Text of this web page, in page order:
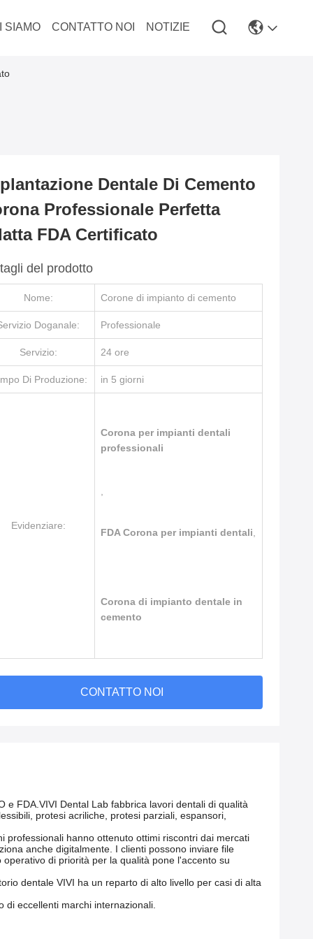
SIAMO CONTATTO NOI NOTIZIE
Dentale Di Cemento
Professionale Perfetta
FDA Certificato
del prodotto
Nome: Corone di impianto di cemento
Doganale: Professionale
Servizio: 24 ore
Di Produzione: in 5 giorni
Evidenziare:
Corona per impianti dentali
professionali
FDA Corona per impianti dentali
Corona di impianto dentale in
cemento
CONTATTO NOI
FDA.VIVI Dental Lab fabbrica lavori dentali di qualità
protesi acriliche, protesi parziali, espansori,
professionali hanno ottenuto ottimi riscontri dai mercati
anche digitalmente. I clienti possono inviare file
di priorità per la qualità pone l'accento su
dentale VIVI ha un reparto di alto livello per casi di alta
eccellenti marchi internazionali.